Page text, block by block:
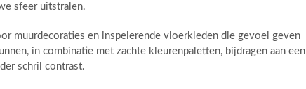
sfeer uitstralen.
muurdecoraties en inspelerende vloerkleden die gevoel geven
in combinatie met zachte kleurenpaletten, bijdragen aan een
schril contrast.